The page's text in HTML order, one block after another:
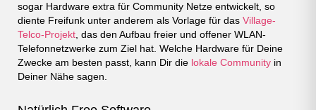
sogar Hardware extra für Community Netze entwickelt, so
diente Freifunk unter anderem als Vorlage für das Village-
Telco-Projekt, das den Aufbau freier und offener WLAN-
Telefonnetzwerke zum Ziel hat. Welche Hardware für Deine
Zwecke am besten passt, kann Dir die lokale Community in
Deiner Nähe sagen.